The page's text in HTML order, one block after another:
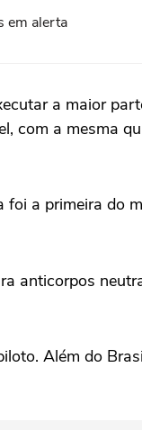
em alerta
a maior
com a mesma
a primeira do
anticorpos
Além do